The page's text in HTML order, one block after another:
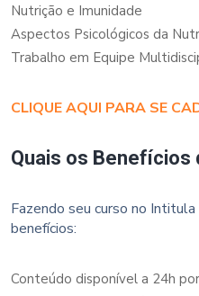
Nutrição e Imunidade
Aspectos Psicológicos da
Trabalho em Equipe
CLIQUE AQUI PARA SE
Quais os Benefícios
Fazendo seu curso no
benefícios:
Conteúdo disponível a 24h